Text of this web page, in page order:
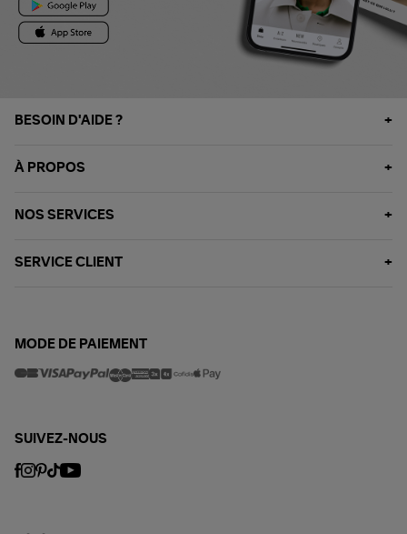
BESOIN D'AIDE ?
À PROPOS
NOS SERVICES
SERVICE CLIENT
MODE DE PAIEMENT
SUIVEZ-NOUS